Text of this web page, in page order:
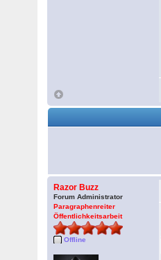
Razor Buzz
Forum Administrator
Paragraphenreiter
Öffentlichkeitsarbeit
Offline